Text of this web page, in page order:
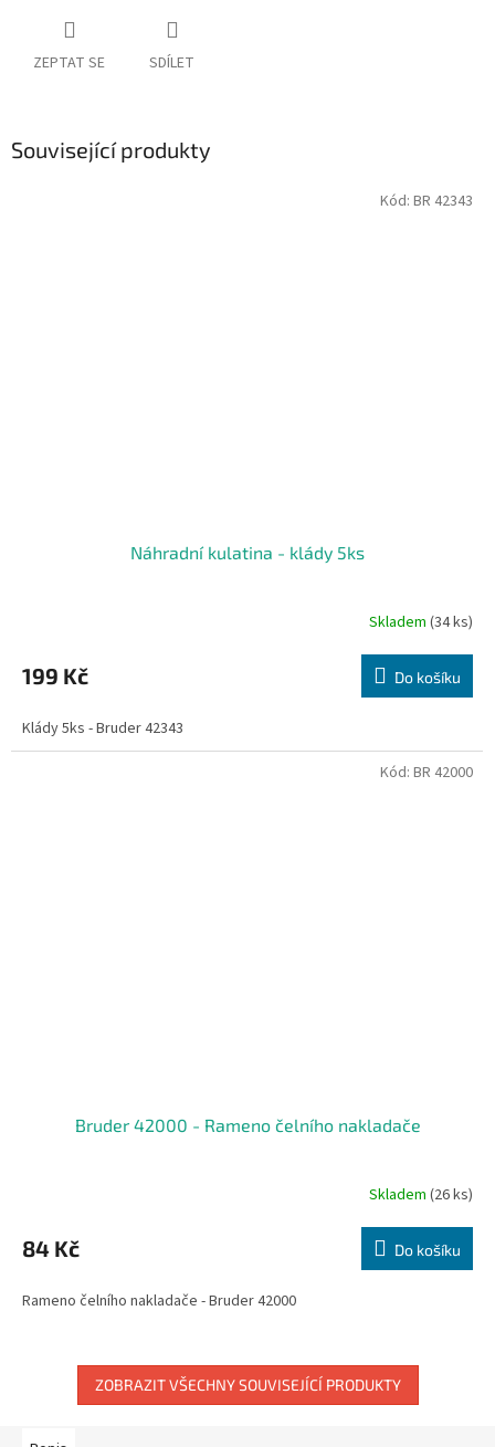
ZEPTAT SE SDÍLET
Související produkty
Náhradní kulatina - klády 5ks
Skladem (34 ks)
199 Kč Do košíku
Klády 5ks - Bruder 42343
Kód: BR 42343
Bruder 42000 - Rameno čelního nakladače
Skladem (26 ks)
84 Kč Do košíku
Rameno čelního nakladače - Bruder 42000
Kód: BR 42000
ZOBRAZIT VŠECHNY SOUVISEJÍCÍ PRODUKTY